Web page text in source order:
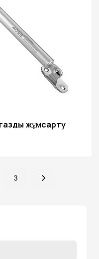
жұмсарту
мыс, пластмасса
спрей бояуы
жұмсақ/еркін
3